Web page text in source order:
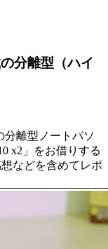
分離型（ハイ
分離型ノートパソ
x2」をお借りする
などを含めてレポ